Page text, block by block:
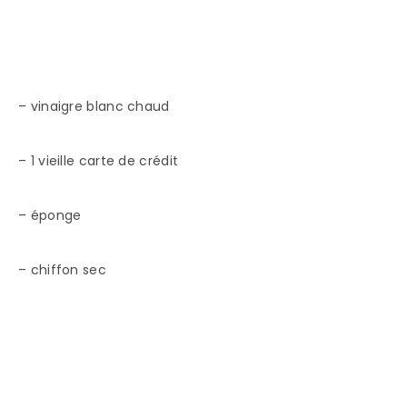
– vinaigre blanc chaud
– 1 vieille carte de crédit
– éponge
– chiffon sec